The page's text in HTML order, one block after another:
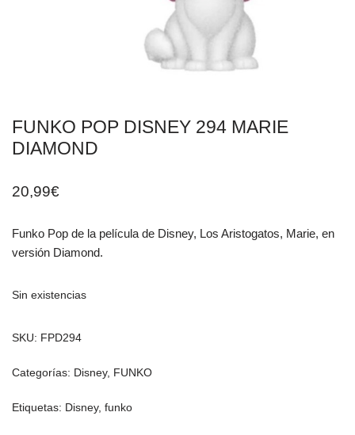
FUNKO POP DISNEY 294 MARIE
DIAMOND
20,99€
Funko Pop de la película de Disney, Los Aristogatos, Marie, en
versión Diamond.
Sin existencias
SKU: FPD294
Categorías: Disney, FUNKO
Etiquetas: Disney, funko